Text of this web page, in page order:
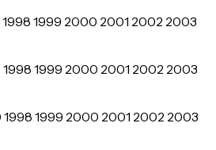
1998 1999 2000 2001 2002 2003
1998 1999 2000 2001 2002 2003
1998 1999 2000 2001 2002 2003